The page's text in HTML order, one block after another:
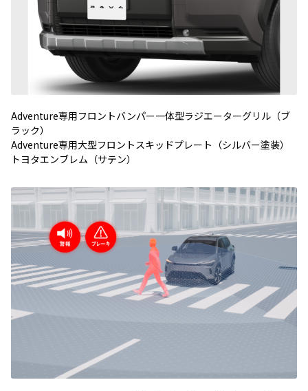
Adventure専用フロントバンパー一体型ラジエーターグリル（ブ
ラック）
Adventure専用大型フロントスキッドプレート（シルバー塗装）
トヨタエンブレム（サテン）